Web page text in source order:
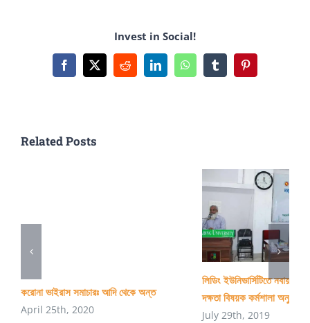
চার
ক্যারিয়ার
Invest in Social!
Facebook
X RedditLinkedInWhatsAppTumblrPinterest
Related Posts
করোনা ভাইরাস সমাচারঃ আদি থেকে অন্ত
April 25th, 2020
লিডিং ইউনিভার্সিটিতে
দক্ষতা বিষয়ক কর্মশালা অনুষ্ঠিত
July 29th, 2019